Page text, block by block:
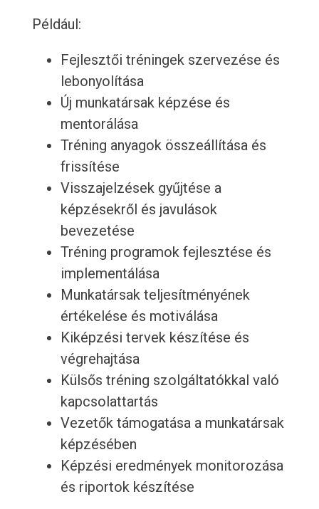
Például:
Fejlesztői tréningek szervezése és
lebonyolítása
Új munkatársak képzése és
mentorálása
Tréning anyagok összeállítása és
frissítése
Visszajelzések gyűjtése a
képzésekről és javulások
bevezetése
Tréning programok fejlesztése és
implementálása
Munkatársak teljesítményének
értékelése és motiválása
Kiképzési tervek készítése és
végrehajtása
Külsős tréning szolgáltatókkal való
kapcsolattartás
Vezetők támogatása a munkatársak
képzésében
Képzési eredmények monitorozása
és riportok készítése